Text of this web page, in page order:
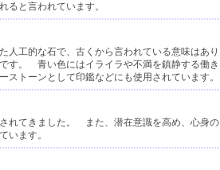
ると言われています。
人工的な石で、古くから言われている意味はあり
す。 青い色にはイライラや不満を鎮静する働き
トーンとして印鑑などにも使用されています。
れてきました。 また、潜在意識を高め、心身の
います。